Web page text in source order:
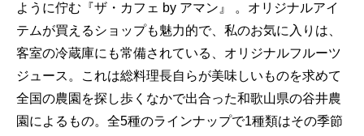
ように佇む『ザ・カフェ by アマン』 。オリジナルアイ
テムが買えるショップも魅力的で、私のお気に入りは、
客室の冷蔵庫にも常備されている、オリジナルフルーツ
ジュース。これは総料理長自らが美味しいものを求めて
全国の農園を探し歩くなかで出合った和歌山県の谷井農
園によるもの。全5種のラインナップで1種類はその季節